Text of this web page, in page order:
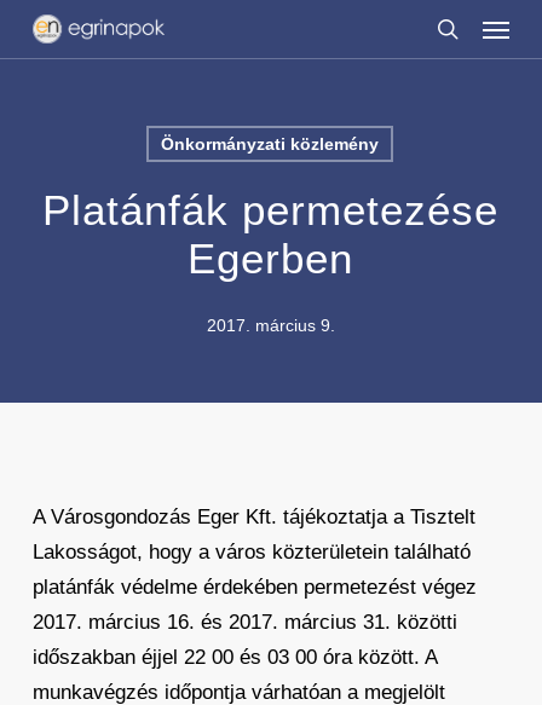
Skip
search
Menu
Önkormányzati közlemény
Platánfák permetezése
Egerben
2017. március 9.
A Városgondozás Eger Kft. tájékoztatja a Tisztelt
Lakosságot, hogy a város közterületein található
platánfák védelme érdekében permetezést végez
2017. március 16. és 2017. március 31. közötti
időszakban éjjel 22 00 és 03 00 óra között. A
munkavégzés időpontja várhatóan a megjelölt